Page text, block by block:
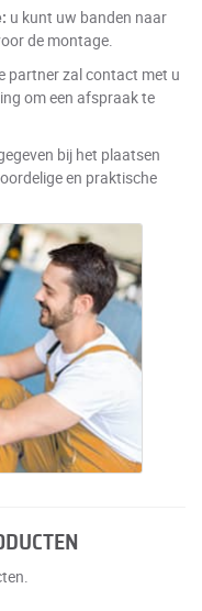
u kunt uw banden naar
de montage.
partner zal contact met u
om een afspraak te
bij het plaatsen
en praktische